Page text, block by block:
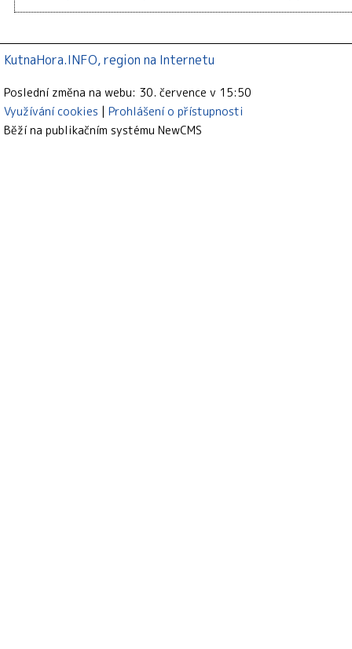
KutnaHora.INFO, region na Internetu
Poslední změna na webu: 30. července v 15:50
Využívání cookies
Prohlášení o přístupnosti
Běží na publikačním systému NewCMS